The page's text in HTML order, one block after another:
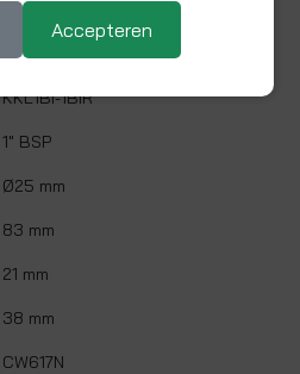
KKL1BI-1BIR
1" BSP
Ø25 mm
83 mm
21 mm
38 mm
CW617N
Accepteren